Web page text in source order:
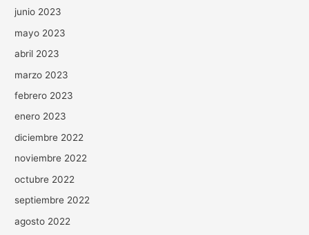
junio 2023
mayo 2023
abril 2023
marzo 2023
febrero 2023
enero 2023
diciembre 2022
noviembre 2022
octubre 2022
septiembre 2022
agosto 2022